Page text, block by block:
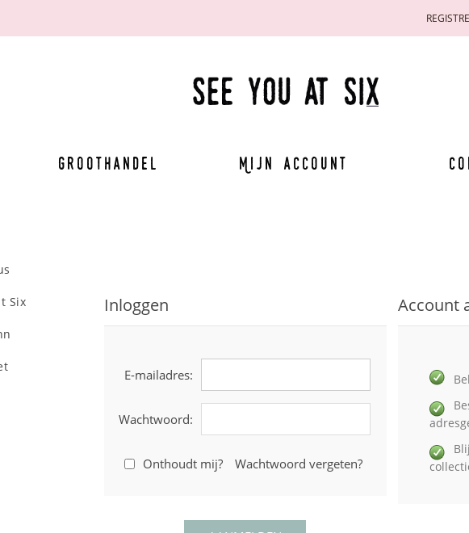
Groothandel Mijn account
Inloggen
E-mailadres:
Wachtwoord:
Onthoudt mij? Wachtwoord vergeten?
Account
Six